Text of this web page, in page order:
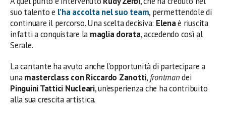
suo talento e l’ha accolta nel suo team, permettendole di
continuare il percorso. Una scelta decisiva: Elenaè riuscita
infatti a conquistare la maglia dorata, accedendo così al
Serale.
La cantante ha avuto anche l’opportunità di partecipare a
unamasterclass con Riccardo Zanotti, frontmandei
Pinguini Tattici Nucleari, un’esperienza che ha contribuito
alla sua crescita artistica.